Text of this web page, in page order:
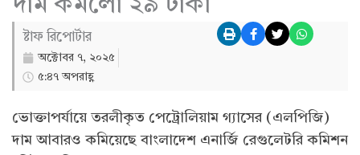
দাম কমলো ২৯ টাকা
ষ্টাফ রিপোর্টার
অক্টোবর ৭, ২০২৫
৫:৪৭ অপরাহ্ণ
ভোক্তাপর্যায়ে তরলীকৃত পেট্রোলিয়াম গ্যাসের (এলপিজি)
দাম আবারও কমিয়েছে বাংলাদেশ এনার্জি রেগুলেটরি কমিশন